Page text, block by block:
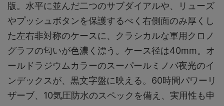
版。水平に並んだ二つのサブダイアルや、リューズ
やプッシュボタンを保護するべく右側面のみ厚くし
た左右非対称のケースに、クラシカルな軍用クロノ
グラフの匂いが色濃く漂う。ケース径は40mm。オ
ールドラジウムカラーのスーパールミノバ夜光のイ
ンデックスが、黒文字盤に映える。60時間パワーリ
ザーブ、10気圧防水のスペックを備え、実用性も申